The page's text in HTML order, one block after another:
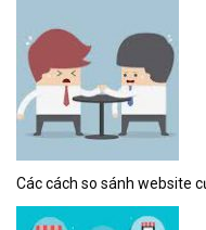
Các cách so sánh website